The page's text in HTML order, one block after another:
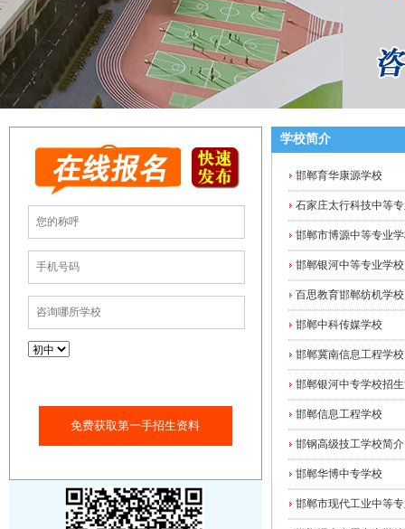
免费获取第一手招生资料
学校简介
邯郸育华康源学校
石家庄太行科技中等
邯郸市博源中等专业
邯郸银河中等专业学校
百思教育邯郸纺机学校
邯郸中科传媒学校
邯郸冀南信息工程学校
邯郸银河中专学校招
邯郸信息工程学校
邯钢高级技工学校简介
邯郸华博中专学校
邯郸市现代工业中等